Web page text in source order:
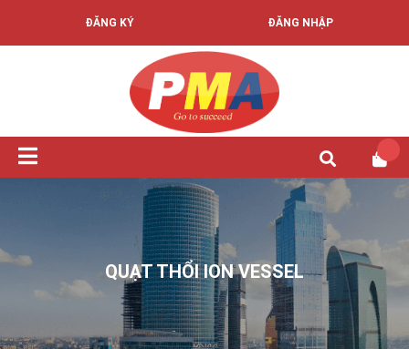
ĐĂNG KÝ ĐĂNG NHẬP
QUẠT THỔI ION VESSEL